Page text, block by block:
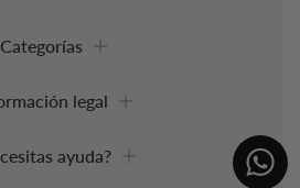
Categorías
legal
ayuda?